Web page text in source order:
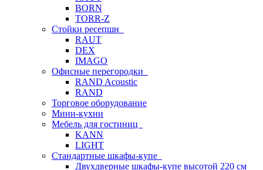
BORN
TORR-Z
Стойки ресепшн
RAUT
DEX
IMAGO
Офисные перегородки
RAND Acoustic
RAND
Торговое оборудование
Мини-кухни
Мебель для гостиниц
KANN
LIGHT
Стандартные шкафы-купе
Двухдверные шкафы-купе высотой 220 см